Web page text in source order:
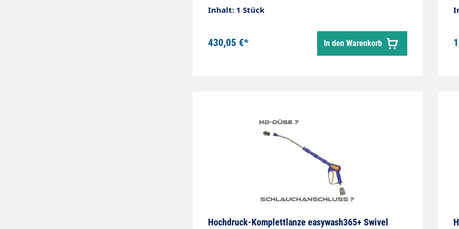
Inhalt: 1 Stück
430,05 €* In den Warenkorb
Hochdruck-Komplettlanze easywash365+ Swivel